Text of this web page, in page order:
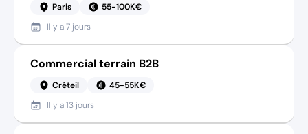
Paris
55-100K€
Il y a7 jours
Commercial terrain B2B
Créteil
45-55K€
Il y a13 jours